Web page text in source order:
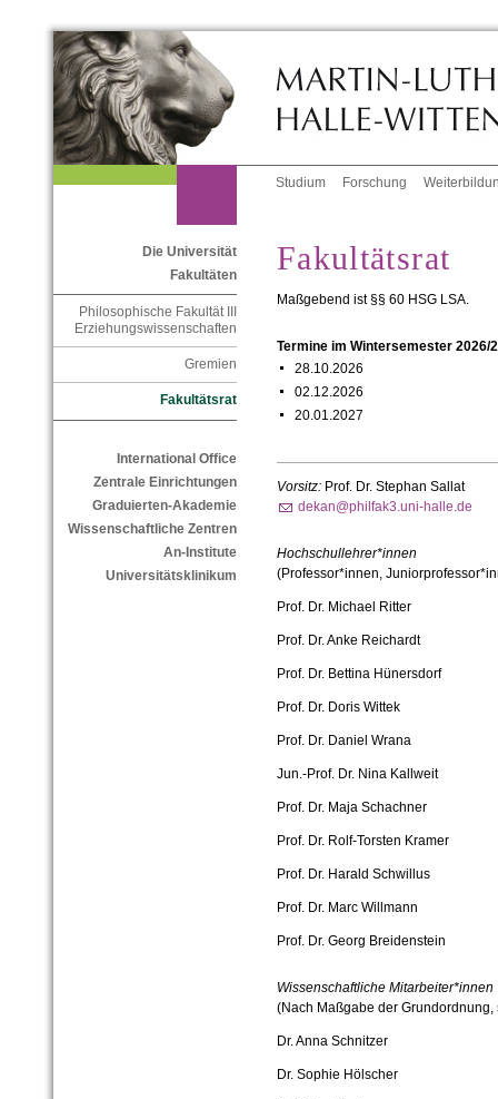
Studium Forschung
Die Universität
Fakultäten
Philosophische Fakultät III
Erziehungswissenschaften
Gremien
Fakultätsrat
International Office
Zentrale Einrichtungen
Graduierten-Akademie
Wissenschaftliche Zentren
An-Institute
Universitätsklinikum
Fakultätsrat
Maßgebend ist §§ 60 HSG LSA.
Termine im Wintersemester 2026/
28.10.2026
02.12.2026
20.01.2027
Vorsitz: Prof. Dr. Stephan Sallat
dekan@philfak3.uni-halle.de
Hochschullehrer*innen
(Professor*innen,
Prof. Dr. Michael Ritter
Prof. Dr. Anke Reichardt
Prof. Dr. Bettina Hünersdorf
Prof. Dr. Doris Wittek
Prof. Dr. Daniel Wrana
Jun.-Prof. Dr. Nina Kallweit
Prof. Dr. Maja Schachner
Prof. Dr. Rolf-Torsten Kramer
Prof. Dr. Harald Schwillus
Prof. Dr. Marc Willmann
Prof. Dr. Georg Breidenstein
Wissenschaftliche Mitarbeiter*innen
(Nach Maßgabe der
Dr. Anna Schnitzer
Dr. Sophie Hölscher